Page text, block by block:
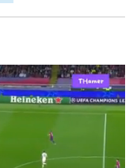
Próximo